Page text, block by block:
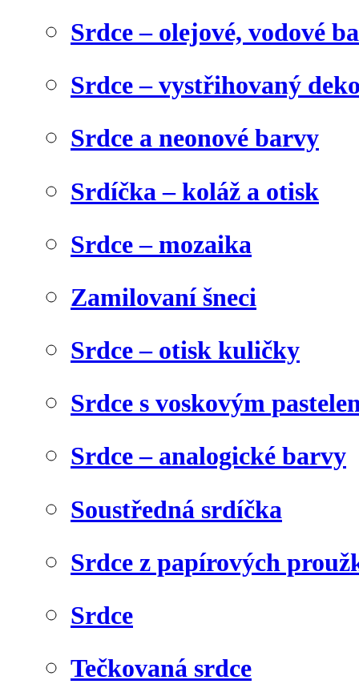
Srdce – olejové, vodové
Srdce – vystřihovaný
Srdce a neonové barvy
Srdíčka – koláž a otisk
Srdce – mozaika
Zamilovaní šneci
Srdce – otisk kuličky
Srdce s voskovým
Srdce – analogické barvy
Soustředná srdíčka
Srdce z papírových
Srdce
Tečkovaná srdce